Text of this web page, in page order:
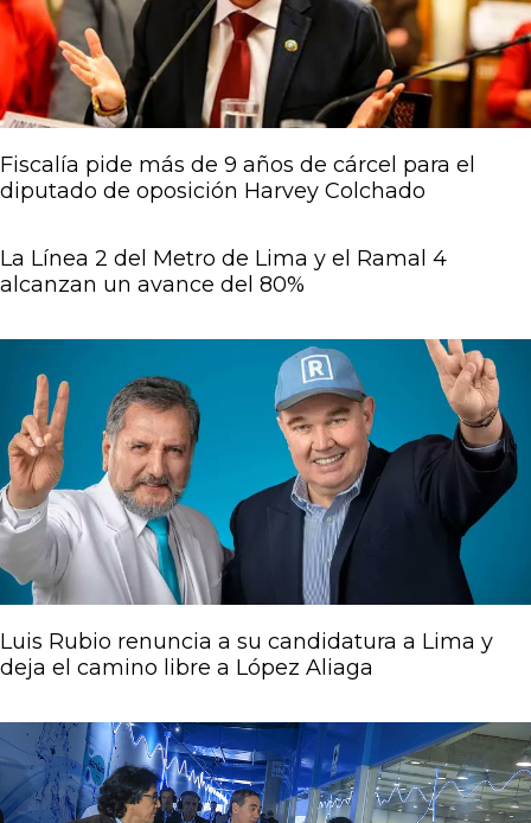
Fiscalía pide más de 9 años de cárcel para el
diputado de oposición Harvey Colchado
La Línea 2 del Metro de Lima y el Ramal 4
alcanzan un avance del 80%
Luis Rubio renuncia a su candidatura a Lima y
deja el camino libre a López Aliaga